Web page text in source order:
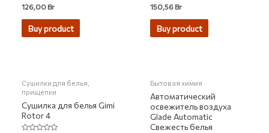
Rated
0
out
126,00Br
Buy product
Rated
0
out
150,56Br
Buy product
Сушилки для белья,
прищепки
Сушилка для белья Gimi
Rotor 4
Бытовая химия
Автоматический
освежитель воздуха
Glade Automatic
Свежесть белья